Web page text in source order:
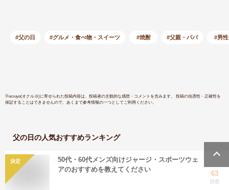
#父の日 #グルメ・食べ物・スイーツ #焼酎 #父親・パパ #男性
※ocruyo(オクルヨ)に寄せられた投稿内容は、投稿者の主観的な感想・コメントを含みます。 投稿の信憑性・正確性を
保証することはできませんので、あくまで参考情報の一つとしてご利用ください。
父の日の人気おすすめランキング
決定
50代・60代メンズ向けジャージ・スポーツウェ
アのおすすめを教えてください
63
回答